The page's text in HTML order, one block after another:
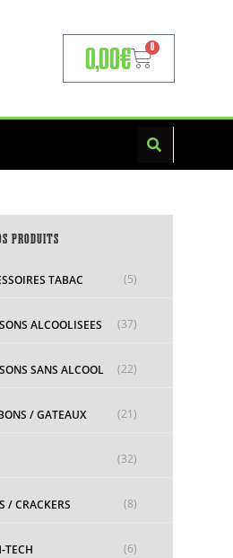
0,00€ 0
PRODUITS
TABAC (5)
ALCOOLISEES (37)
SANS ALCOOL (22)
/ GATEAUX (21)
(32)
/ CRACKERS (8)
TECH (6)